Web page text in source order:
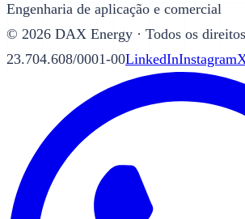
Engenharia de aplicação e comercial
© 2026 DAX Energy · Todos os
23.704.608/0001-00LinkedInInstagram